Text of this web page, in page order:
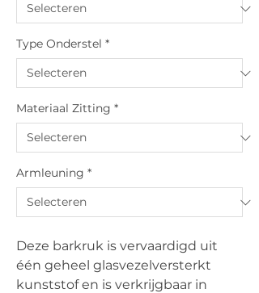
Type Onderstel *
Materiaal Zitting *
Armleuning *
Deze barkruk is vervaardigd uit
één geheel glasvezelversterkt
kunststof en is verkrijgbaar in